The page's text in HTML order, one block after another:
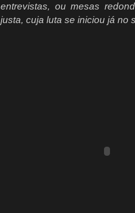
entrevistas, ou mesas
justa, cuja luta se iniciou já no